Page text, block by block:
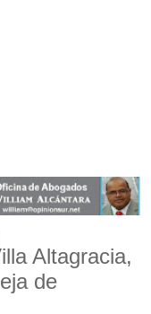
Altagracia,
de